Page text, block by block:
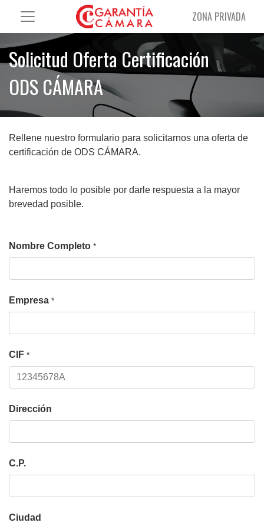
ZONA PRIVADA
Solicitud Oferta Certificación
ODS CÁMARA
Rellene nuestro formulario para solicitarnos una oferta de
certificación de ODS CÁMARA.
Haremos todo lo posible por darle respuesta a la mayor
brevedad posible.
Nombre Completo *
Empresa *
CIF *
Dirección
C.P.
Ciudad